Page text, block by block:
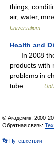
things,
air, water,
Universalium
Health and
In 2008 the
products with
problems in
tube… …
© Академик, 2000-
Обратная связь:
👣 Путешествия